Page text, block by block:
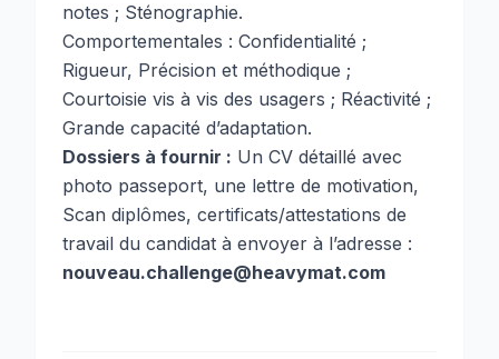
notes ; Sténographie.
Comportementales : Confidentialité ;
Rigueur, Précision et méthodique ;
Courtoisie vis à vis des usagers ; Réactivité ;
Grande capacité d’adaptation.
Dossiers à fournir : Un CV détaillé avec
photo passeport, une lettre de motivation,
Scan diplômes, certificats/attestations de
travail du candidat à envoyer à l’adresse :
nouveau.challenge@heavymat.com